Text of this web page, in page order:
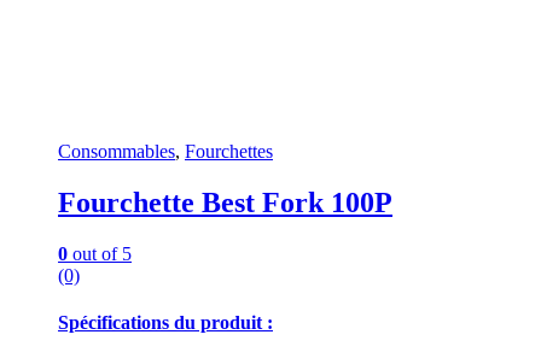
Consommables, Fourchettes
Fourchette Best Fork 100P
0 out of 5
(0)
Spécifications du produit :